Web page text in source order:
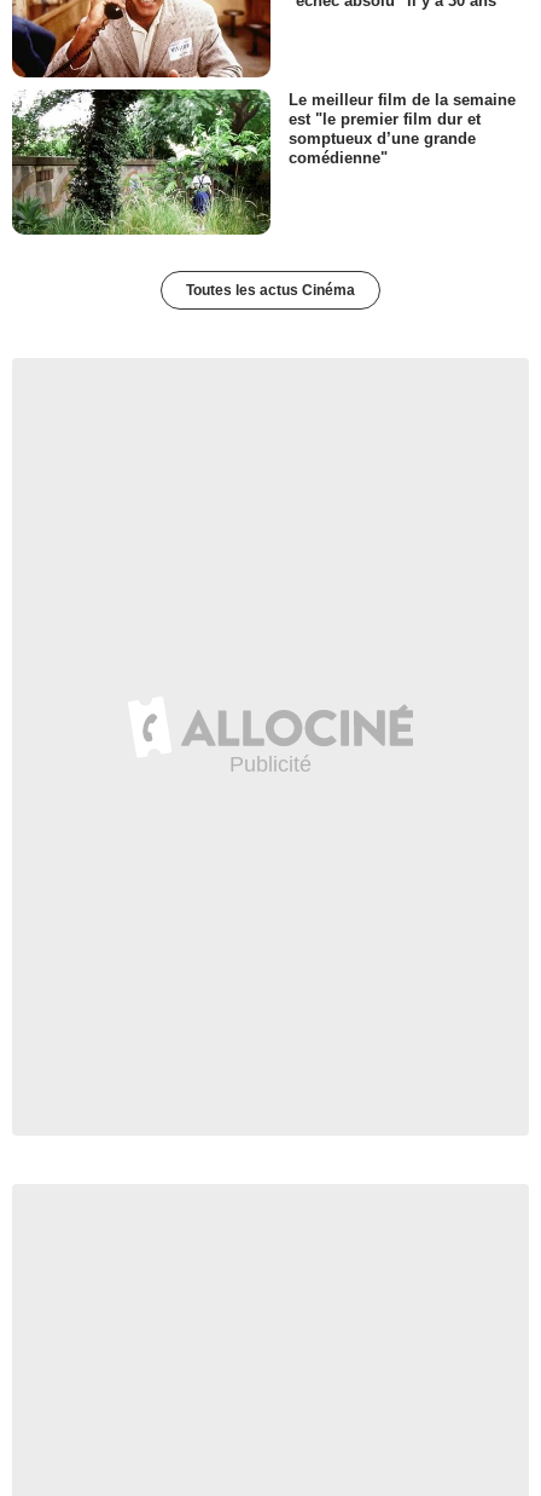
Le meilleur film de la semaine
est "le premier film dur et
somptueux d’une grande
comédienne"
Toutes les actus Cinéma